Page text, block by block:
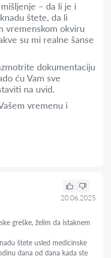
– da li je i
štete, da li
vremenskom okviru
su mi realne šanse
dokumentaciju
ću Vam sve
na uvid.
vremenu i
20.06.2025
greške, želim da istaknem
štete usled medicinske
dana od dana kada ste